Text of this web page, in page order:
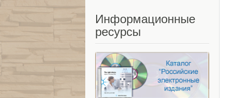
Информационные
ресурсы